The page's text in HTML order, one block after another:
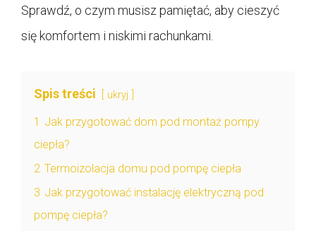
Sprawdź, o czym musisz pamiętać, aby cieszyć
się komfortem i niskimi rachunkami.
Spis treści ukryj
1 Jak przygotować dom pod montaż pompy
ciepła?
2 Termoizolacja domu pod pompę ciepła
3 Jak przygotować instalację elektryczną pod
pompę ciepła?